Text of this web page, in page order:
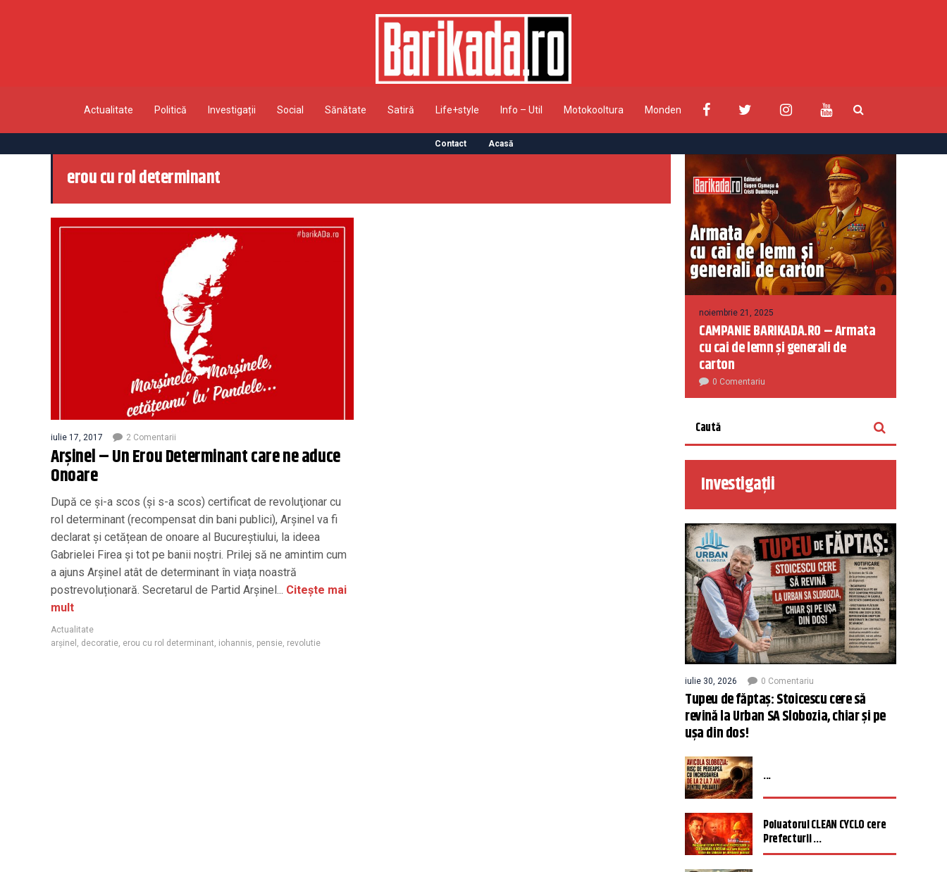
Actualitate Politică Investigații Social Sănătate Satiră Life+style Info – Util Motokooltura Monden
Contact Acasă
erou cu rol determinant
iulie 17, 2017 2 Comentarii
Arşinel – Un Erou Determinant care ne aduce
Onoare
După ce şi-a scos (şi s-a scos) certificat de revoluţionar cu
rol determinant (recompensat din bani publici), Arșinel va fi
declarat și cetățean de onoare al Bucureștiului, la ideea
Gabrielei Firea și tot pe banii noștri. Prilej să ne amintim cum
a ajuns Arșinel atât de determinant în viața noastră
postrevoluționară. Secretarul de Partid Arșinel... Citește mai
mult
Actualitate
arșinel
decoratie erou cu rol determinant iohannis pensie revolutie
noiembrie 21, 2025
CAMPANIE BARIKADA.RO – Armata
cu cai de lemn și generali de
carton
0 Comentariu
Investigații
iulie 30, 2026 0 Comentariu
Tupeu de făptaș: Stoicescu cere să
revină la Urban SA Slobozia, chiar și pe
ușa din dos!
...
Poluatorul CLEAN CYCLO cere
Prefecturii ...